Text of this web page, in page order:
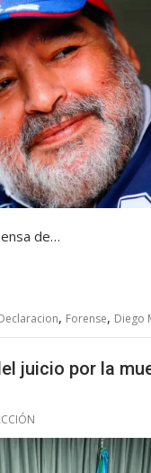
de…
, Forense, Diego
juicio por la